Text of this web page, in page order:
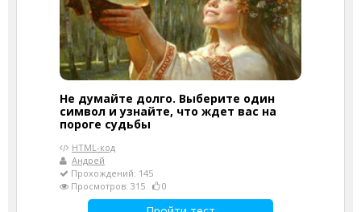
Не думайте долго. Выберите один
символ и узнайте, что ждет вас на
пороге судьбы
HTML-код
Андрей
Прохождений: 145
Просмотров: 315
0